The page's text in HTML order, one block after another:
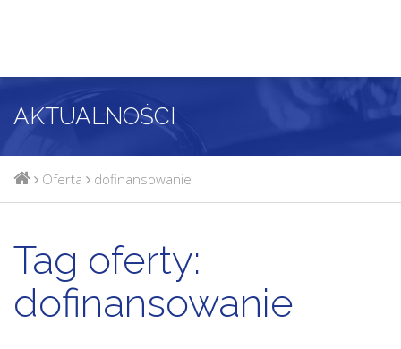
AKTUALNOŚCI
Oferta dofinansowanie
Tag oferty:
dofinansowanie